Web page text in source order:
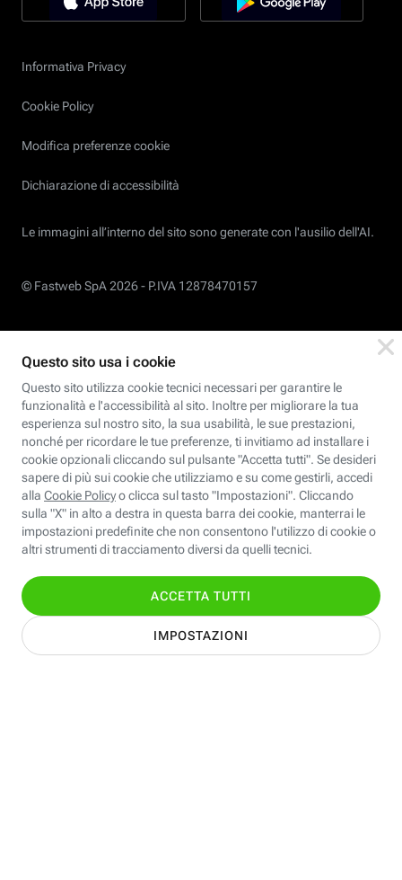
Informativa Privacy
Cookie Policy
Modifica preferenze cookie
Dichiarazione di accessibilità
Le immagini all’interno del sito sono generate con l'ausilio dell'AI.
© Fastweb SpA 2026 - P.IVA 12878470157